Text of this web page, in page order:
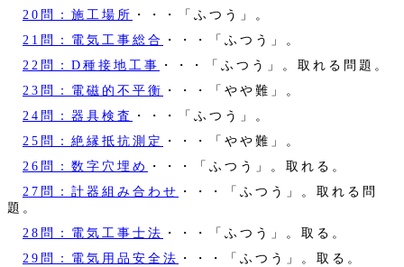
20問：施工場所 ・・・「ふつう」。
21問：電気工事総合
・・・「ふつう」。
22問：D種接地工事 ・・・「ふつう」。取れる問題。
23問：電磁的不平衡 ・・・「やや難」。
24問：器具検査
・・・「ふつう」。
25問：絶縁抵抗測定
・・・「やや難」。
26問：数字穴埋め
・・・「ふつう」。取れる。
27問：計器組み合わせ ・・・「ふつう」。取れる問
題。
28問：電気工事士法 ・・・「ふつう」。取る。
29問：電気用品安全法 ・・・「ふつう」。取る。